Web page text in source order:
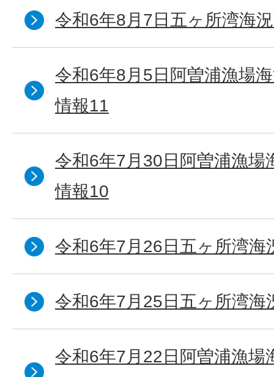
令和6年8月7日五ヶ所湾海
令和6年8月5日阿曽浦漁場
情報11
令和6年7月30日阿曽浦漁場
情報10
令和6年7月26日五ヶ所湾海
令和6年7月25日五ヶ所湾海
令和6年7月22日阿曽浦漁場